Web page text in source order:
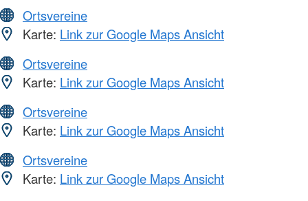
Ortsvereine
Karte: Link zur Google Maps Ansicht
Ortsvereine
Karte: Link zur Google Maps Ansicht
Ortsvereine
Karte: Link zur Google Maps Ansicht
Ortsvereine
Karte: Link zur Google Maps Ansicht